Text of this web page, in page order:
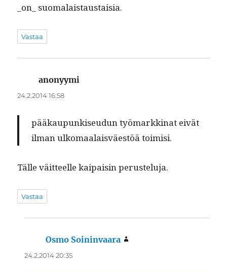
_on_ suomalaistaustaisia.
Vastaa
anonyymi
24.2.2014 16:58
pääkaupunkiseudun työ­markki­nat eivät
ilman ulko­maalaisväestöä toimisi.
Tälle väit­teelle kaipaisin perusteluja.
Vastaa
Osmo Soininvaara
24.2.2014 20:35